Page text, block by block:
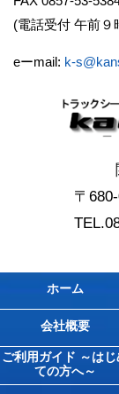
(電話受付 午前９
eーmail: k-
〒
ホーム
会社概要
ご利用ガイド ～はじ
ての方へ～